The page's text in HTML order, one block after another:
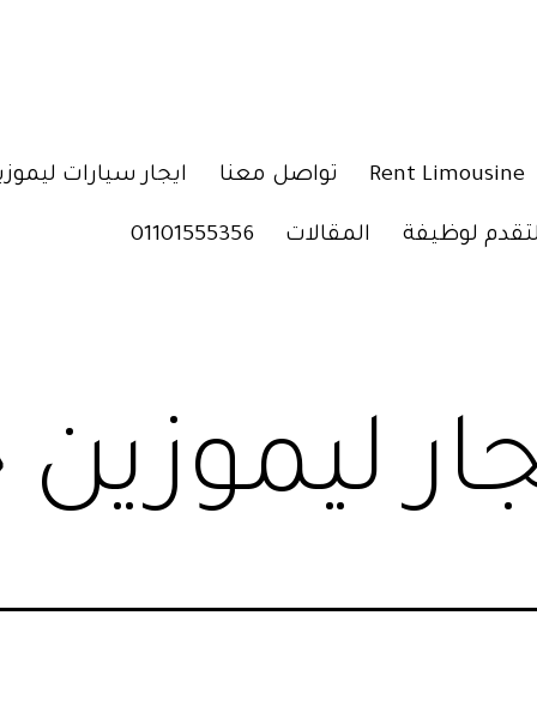
Rent Limousine تواصل معنا ايجار سيارات
لوظيفة المقالات 01101555356